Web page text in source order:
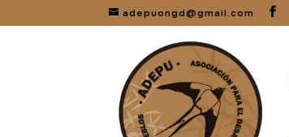
adepuongd@gmail.com